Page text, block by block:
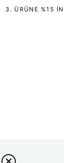
ÜRÜNE %15